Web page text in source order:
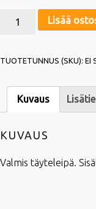
Lisää
TUOTETUNNUS (SKU): EI
Kuvaus
KUVAUS
Valmis täyteleipä.